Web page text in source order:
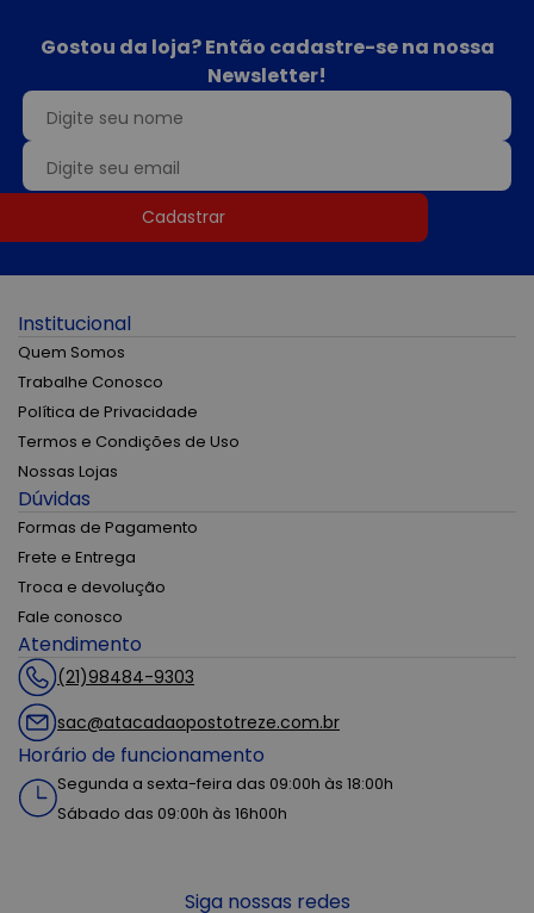
Gostou da loja? Então cadastre-se na nossa
Newsletter!
Cadastrar
Institucional
Quem Somos
Trabalhe Conosco
Política de Privacidade
Termos e Condições de Uso
Nossas Lojas
Dúvidas
Formas de Pagamento
Frete e Entrega
Troca e devolução
Fale conosco
Atendimento
(21)98484-9303
sac@atacadaopostotreze.com.br
Horário de funcionamento
Segunda a sexta-feira das 09:00h às 18:00h
Sábado das 09:00h às 16h00h
Siga nossas redes